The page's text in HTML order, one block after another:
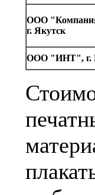
ООО
г. Якутск
ООО "ИНТ", г.